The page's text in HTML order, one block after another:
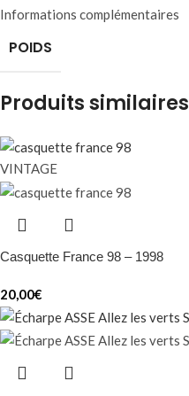
Informations complémentaires
POIDS
Produits similaires
VINTAGE
Casquette France 98 – 1998
20,00€